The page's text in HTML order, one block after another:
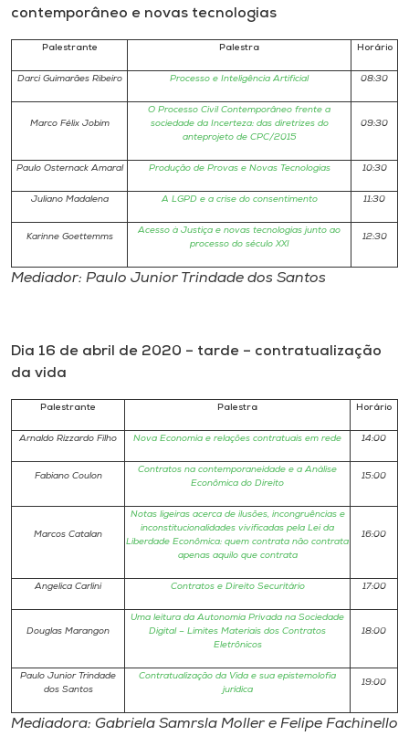
contemporâneo e novas tecnologias
Palestrante Palestra Horário
Darci Guimarães Ribeiro Processo e Inteligência Artificial 08:30
Marco Félix Jobim
O Processo Civil Contemporâneo frente a
sociedade da Incerteza: das diretrizes do
anteprojeto de CPC/2015
09:30
Paulo Osternack Amaral Produção de Provas e Novas Tecnologias 10:30
Juliano Madalena A LGPD e a crise do consentimento 11:30
Karinne Goettemms
Acesso à Justiça e novas tecnologias junto ao
processo do século XXI
12:30
Mediador: Paulo Junior Trindade dos Santos
Dia 16 de abril de 2020 – tarde – contratualização
da vida
Palestrante Palestra Horário
Arnaldo Rizzardo Filho Nova Economia e relações contratuais em rede 14:00
Fabiano Coulon
Contratos na contemporaneidade e a Análise
Econômica do Direito
15:00
Marcos Catalan
Notas ligeiras acerca de ilusões, incongruências e
inconstitucionalidades vivificadas pela Lei da
Liberdade Econômica: quem contrata não contrata
apenas aquilo que contrata
16:00
Angelica Carlini Contratos e Direito Securitário 17:00
Douglas Marangon
Uma leitura da Autonomia Privada na Sociedade
Digital – Limites Materiais dos Contratos
Eletrônicos
18:00
Paulo Junior Trindade
dos Santos
Contratualização da Vida e sua epistemolofia
jurídica
19:00
Mediadora: Gabriela Samrsla Moller e Felipe Fachinello